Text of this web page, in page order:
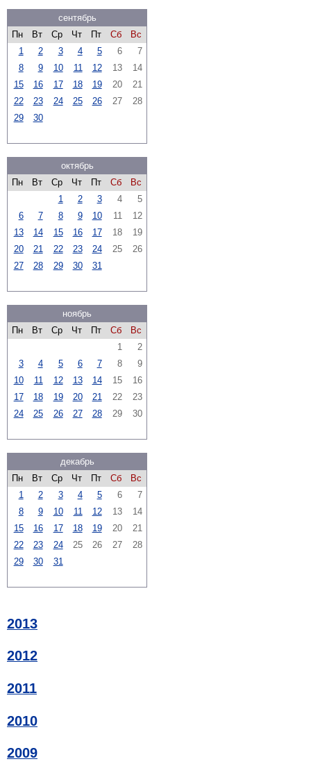
сентябрь
Пн
Вт Ср Чт Пт Сб
Вс
1
2 3 4 5 6
7
8
9 10 11 12 13
14
15
16 17 18 19 20
21
22
23 24 25 26 27
28
29
30
октябрь
Пн
Вт Ср Чт Пт Сб
Вс
1
2 3 4
5
6
7 8 9 10 11
12
13
14 15 16 17 18
19
20
21 22 23 24 25
26
27
28 29 30 31
ноябрь
Пн
Вт Ср Чт Пт Сб
Вс
1
2
3
4 5 6 7 8
9
10
11 12 13 14 15
16
17
18 19 20 21 22
23
24
25 26 27 28 29 30
декабрь
Пн
Вт Ср Чт Пт Сб
Вс
1
2 3 4 5 6
7
8
9 10 11 12 13
14
15
16 17 18 19 20
21
22
23 24 25 26 27
28
29
30 31
2013
2012
2011
2010
2009